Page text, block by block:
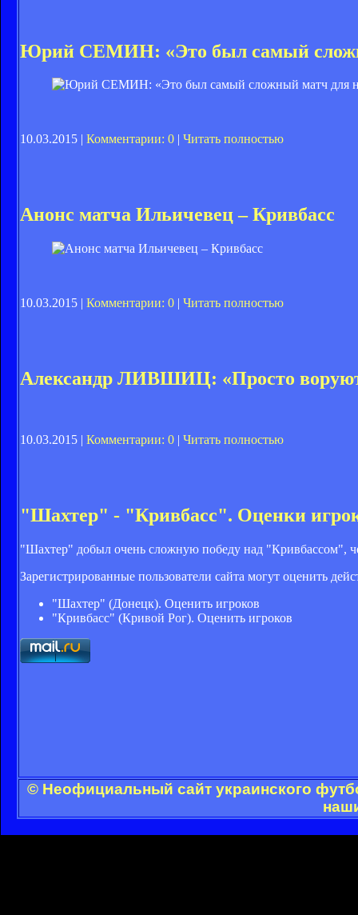
Юрий СЕМИН: «Это был самый
10.03.2015 | Комментарии: 0 | Читать полностью
Анонс матча Ильичевец – Кривбасс
10.03.2015 | Комментарии: 0 | Читать полностью
Александр ЛИВШИЦ: «Просто
10.03.2015 | Комментарии: 0 | Читать полностью
"Шахтер" - "Кривбасс". Оценки
"Шахтер" добыл очень сложную победу над "Кривбассом",
Зарегистрированные пользователи сайта могут оценить
"Шахтер" (Донецк). Оценить игроков
"Кривбасс" (Кривой Рог). Оценить игроков
© Неофициальный сайт украинского